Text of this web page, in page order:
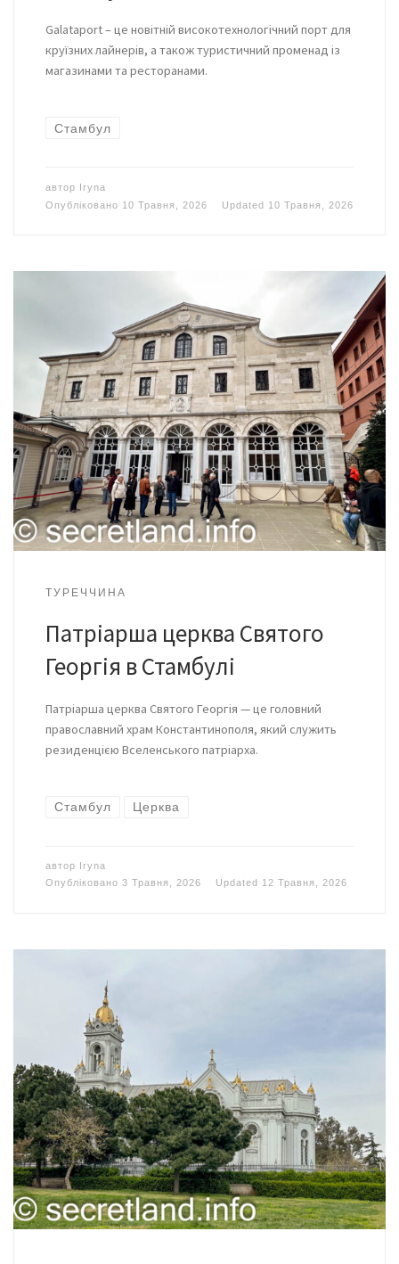
Galataport – це новітній високотехнологічний порт для
круїзних лайнерів, а також туристичний променад із
магазинами та ресторанами.
Стамбул
автор Iryna
Опубліковано 10 Травня, 2026 Updated 10 Травня, 2026
ТУРЕЧЧИНА
Патріарша церква Святого
Георгія в Стамбулі
Патріарша церква Святого Георгія — це головний
православний храм Константинополя, який служить
резиденцією Вселенського патріарха.
Стамбул Церква
автор Iryna
Опубліковано 3 Травня, 2026 Updated 12 Травня, 2026